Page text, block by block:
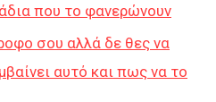
που το φανερώνουν
σου αλλά δε θες να
αυτό και πως να το